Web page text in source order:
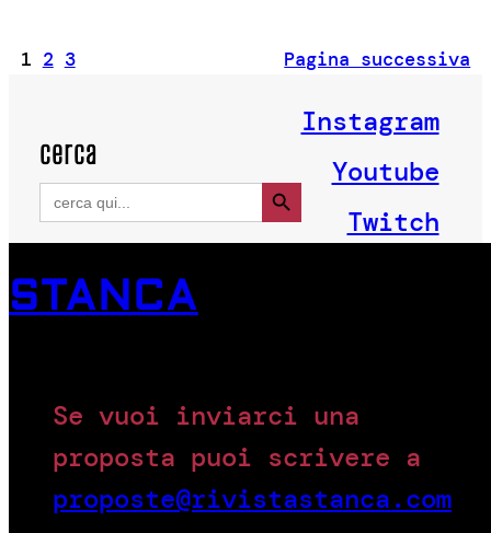
1 2 3 Pagina successiva
cerca
Search
for:
Search Button
Instagram
Youtube
Twitch
STANCA
Se vuoi inviarci una
proposta puoi scrivere a
proposte@rivistastanca.com